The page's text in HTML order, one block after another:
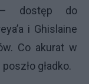
– dostęp do
i Ghislaine
Co akurat w
gładko.